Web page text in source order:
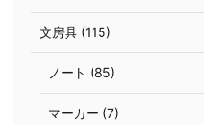
文房具 (115)
ノート (85)
マーカー (7)